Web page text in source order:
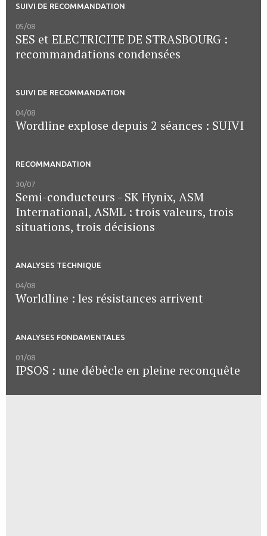
SUIVI DE RECOMMANDATION
05/08
SES et ELECTRICITE DE STRASBOURG :
recommandations condensées
SUIVI DE RECOMMANDATION
04/08
Wordline explose depuis 2 séances : SUIVI
RECOMMANDATION
30/07
Semi-conducteurs - SK Hynix, ASM
International, ASML : trois valeurs, trois
situations, trois décisions
ANALYSES TECHNIQUE
04/08
Worldline : les résistances arrivent
ANALYSES FONDAMENTALES
01/08
IPSOS : une débêcle en pleine reconquête